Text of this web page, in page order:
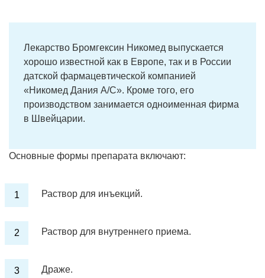
Лекарство Бромгексин Никомед выпускается
хорошо известной как в Европе, так и в России
датской фармацевтической компанией
«Никомед Дания А/С». Кроме того, его
производством занимается одноименная фирма
в Швейцарии.
Основные формы препарата включают:
Раствор для инъекций.
Раствор для внутреннего приема.
Драже.